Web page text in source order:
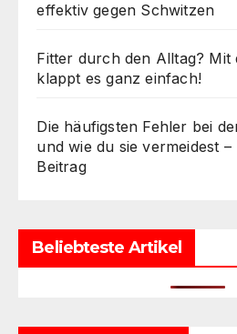
effektiv gegen Schwitzen
Fitter durch den Alltag? Mit
klappt es ganz einfach!
Die häufigsten Fehler bei
und wie du sie vermeidest
Beitrag
Beliebteste Artikel